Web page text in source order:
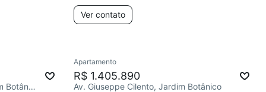
Ver contato
R. Luciana Mara Ignácio, Jardim Botânico
Apartamento
R$ 1.405.890
Av. Giuseppe Cilento, Jardim Botânico